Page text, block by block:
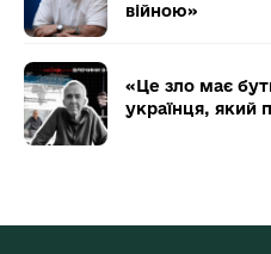
війною»
«Це зло має
українця, який